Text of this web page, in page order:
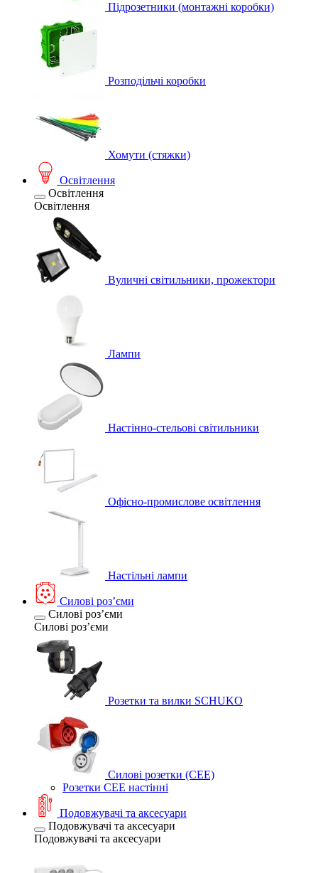
Підрозетники (монтажні коробки)
Розподільчі коробки
Хомути (стяжки)
Освітлення
Освітлення
Освітлення
Вуличні світильники, прожектори
Лампи
Настінно-стельові світильники
Офісно-промислове освітлення
Настільні лампи
Силові розʼєми
Силові розʼєми
Силові розʼєми
Розетки та вилки SCHUKO
Силові розетки (CEE)
Розетки CEE настінні
Подовжувачі та аксесуари
Подовжувачі та аксесуари
Подовжувачі та аксесуари